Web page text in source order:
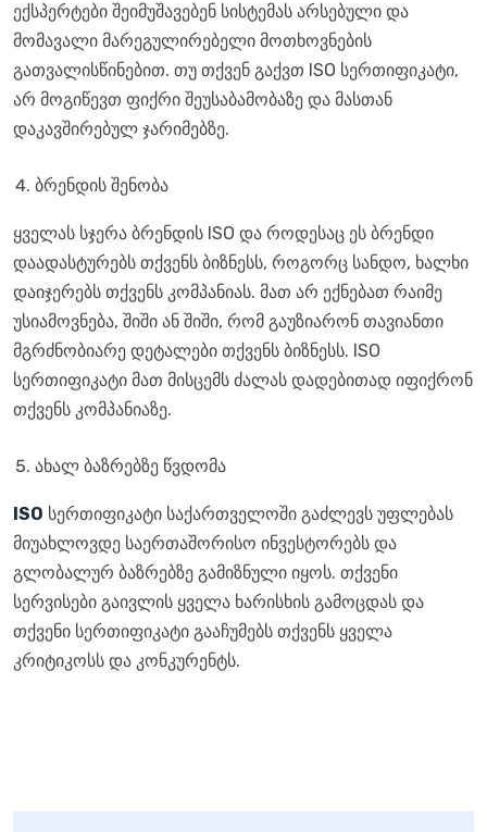
ექსპერტები შეიმუშავებენ სისტემას არსებული და
მომავალი მარეგულირებელი მოთხოვნების
გათვალისწინებით. თუ თქვენ გაქვთ ISO სერთიფიკატი,
არ მოგიწევთ ფიქრი შეუსაბამობაზე და მასთან
დაკავშირებულ ჯარიმებზე.
ბრენდის შენობა
ყველას სჯერა ბრენდის ISO და როდესაც ეს ბრენდი
დაადასტურებს თქვენს ბიზნესს, როგორც სანდო, ხალხი
დაიჯერებს თქვენს კომპანიას. მათ არ ექნებათ რაიმე
უსიამოვნება, შიში ან შიში, რომ გაუზიარონ თავიანთი
მგრძნობიარე დეტალები თქვენს ბიზნესს. ISO
სერთიფიკატი მათ მისცემს ძალას დადებითად იფიქრონ
თქვენს კომპანიაზე.
ახალ ბაზრებზე წვდომა
ISO სერთიფიკატი საქართველოში გაძლევს უფლებას
მიუახლოვდე საერთაშორისო ინვესტორებს და
გლობალურ ბაზრებზე გამიზნული იყოს. თქვენი
სერვისები გაივლის ყველა ხარისხის გამოცდას და
თქვენი სერთიფიკატი გააჩუმებს თქვენს ყველა
კრიტიკოსს და კონკურენტს.